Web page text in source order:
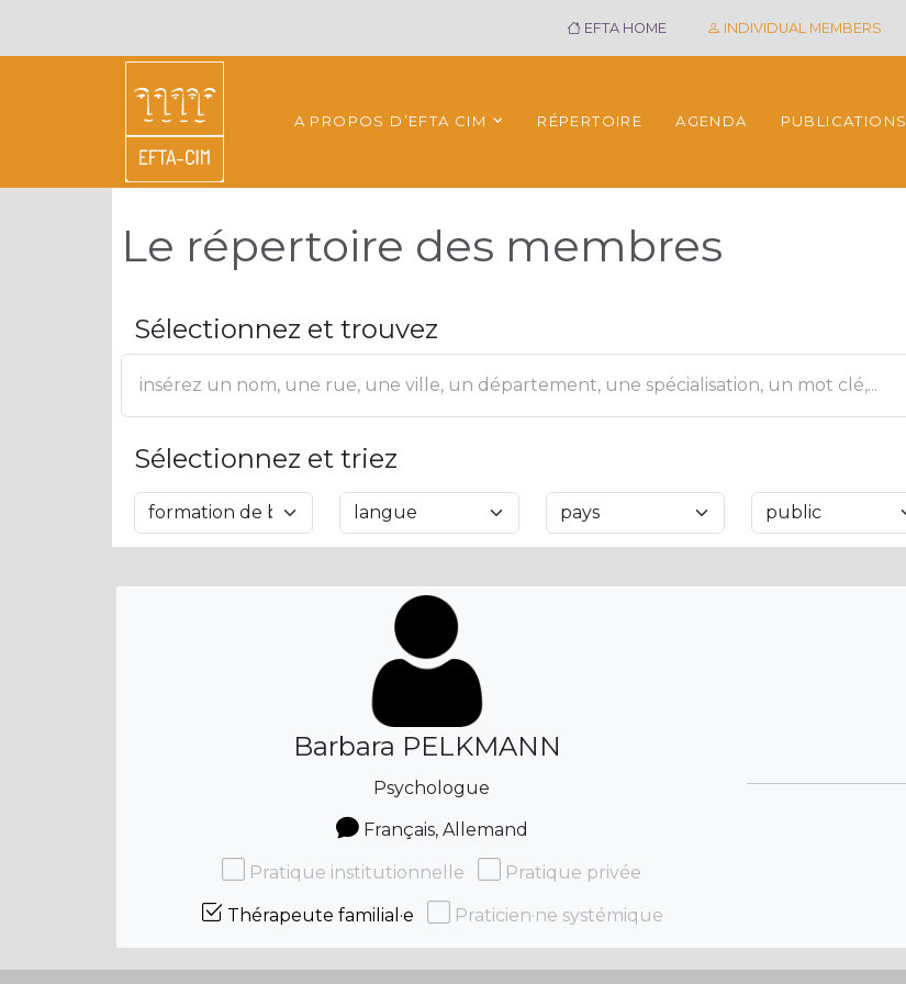
EFTA HOME INDIVIDUAL MEMBERS
A PROPOS D’EFTA CIM RÉPERTOIRE AGENDA PUBLICATIONS
Le répertoire des membres
Sélectionnez et trouvez
Sélectionnez et triez
Barbara PELKMANN
Psychologue
Français, Allemand
Pratique institutionnelle Pratique privée
Thérapeute familial·e Praticien·ne systémique